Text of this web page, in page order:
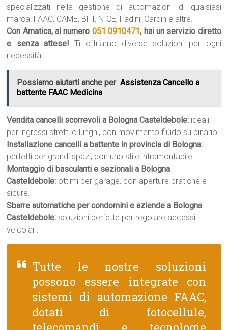
specializzati nella gestione di automazioni di qualsiasi
marca: FAAC, CAME, BFT, NICE, Fadini, Cardin e altre.
Con Amatica, al numero 051 0910471, hai un servizio diretto
e senza attese! Ti offriamo diverse soluzioni per ogni
necessità:
Possiamo aiutarti anche per Assistenza Cancello a
battente FAAC Medicina
Vendita cancelli scorrevoli a Bologna Casteldebole: ideali
per ingressi stretti o lunghi, con movimento fluido su binario.
Installazione cancelli a battente in provincia di Bologna:
perfetti per grandi spazi, con uno stile intramontabile.
Montaggio di basculanti e sezionali a Bologna
Casteldebole: ottimi per garage, con aperture pratiche e
sicure.
Sbarre automatiche per condomini e aziende a Bologna
Casteldebole: soluzioni perfette per regolare accessi
veicolari.
Tutte le nostre soluzioni
possono essere integrate con
sistemi di automazione FAAC,
dotati di fotocellule,